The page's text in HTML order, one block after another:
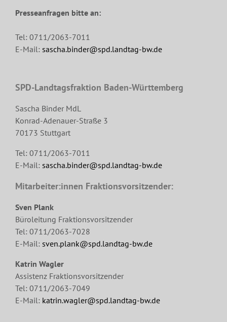
Presseanfragen bitte an:
Tel: 0711/2063-7011
E-Mail: sascha.binder@spd.landtag-bw.de
SPD-Landtagsfraktion Baden-Württemberg
Sascha Binder MdL
Konrad-Adenauer-Straße 3
70173 Stuttgart
Tel: 0711/2063-7011
E-Mail: sascha.binder@spd.landtag-bw.de
Mitarbeiter:innen Fraktionsvorsitzender:
Sven Plank
Büroleitung Fraktionsvorsitzender
Tel: 0711/2063-7028
E-Mail: sven.plank@spd.landtag-bw.de
Katrin Wagler
Assistenz Fraktionsvorsitzender
Tel: 0711/2063-7049
E-Mail: katrin.wagler@spd.landtag-bw.de